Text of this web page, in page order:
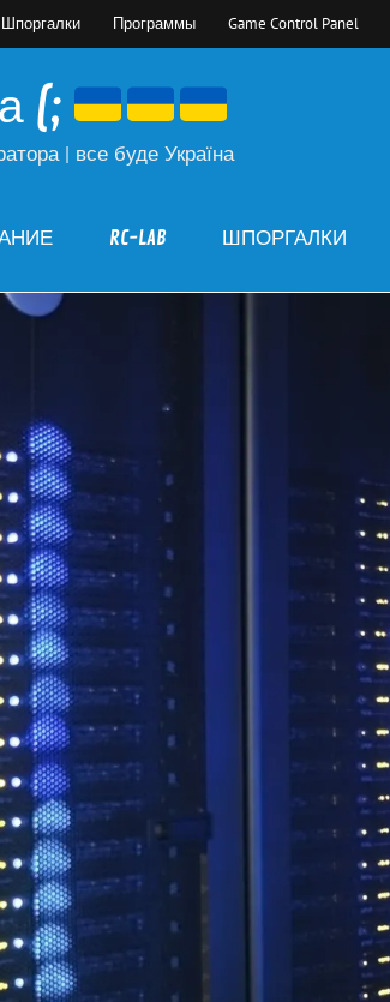
Шпоргалки Программы Game Control Panel
(;
| все буде Україна
RC-LAB ШПОРГАЛКИ